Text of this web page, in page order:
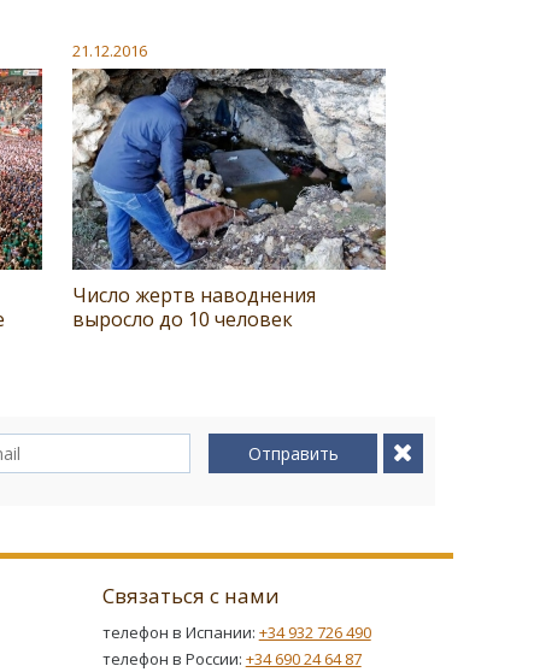
21.12.2016
Число жертв наводнения
выросло до 10 человек
Отправить
Связаться с нами
телефон в Испании: +34 932 726 490
телефон в России: +34 690 24 64 87